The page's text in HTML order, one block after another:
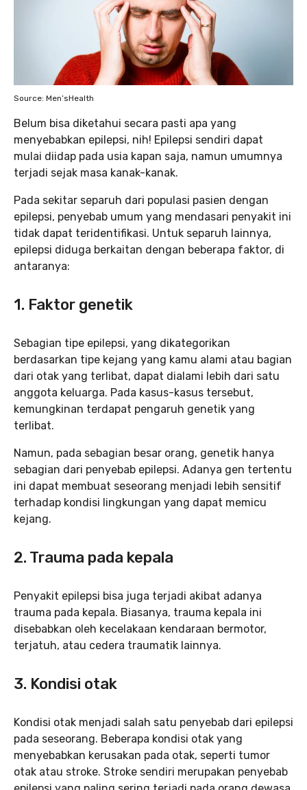
Source: Men’sHealth
Belum bisa diketahui secara pasti apa yang
menyebabkan epilepsi, nih! Epilepsi sendiri dapat
mulai diidap pada usia kapan saja, namun umumnya
terjadi sejak masa kanak-kanak.
Pada sekitar separuh dari populasi pasien dengan
epilepsi, penyebab umum yang mendasari penyakit ini
tidak dapat teridentifikasi. Untuk separuh lainnya,
epilepsi diduga berkaitan dengan beberapa faktor, di
antaranya:
1. Faktor genetik
Sebagian tipe epilepsi, yang dikategorikan
berdasarkan tipe kejang yang kamu alami atau bagian
dari otak yang terlibat, dapat dialami lebih dari satu
anggota keluarga. Pada kasus-kasus tersebut,
kemungkinan terdapat pengaruh genetik yang
terlibat.
Namun, pada sebagian besar orang, genetik hanya
sebagian dari penyebab epilepsi. Adanya gen tertentu
ini dapat membuat seseorang menjadi lebih sensitif
terhadap kondisi lingkungan yang dapat memicu
kejang.
2. Trauma pada kepala
Penyakit epilepsi bisa juga terjadi akibat adanya
trauma pada kepala. Biasanya, trauma kepala ini
disebabkan oleh kecelakaan kendaraan bermotor,
terjatuh, atau cedera traumatik lainnya.
3. Kondisi otak
Kondisi otak menjadi salah satu penyebab dari epilepsi
pada seseorang. Beberapa kondisi otak yang
menyebabkan kerusakan pada otak, seperti tumor
otak atau stroke. Stroke sendiri merupakan penyebab